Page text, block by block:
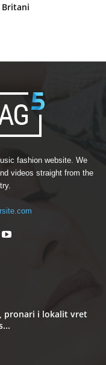
fashion website. We
videos straight from the
pronari i lokalit vret